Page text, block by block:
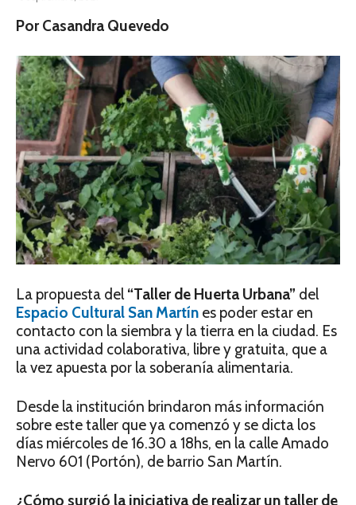
Por Casandra Quevedo
La propuesta del “Taller de Huerta Urbana” del
Espacio Cultural San Martín es poder estar en
contacto con la siembra y la tierra en la ciudad. Es
una actividad colaborativa, libre y gratuita, que a
la vez apuesta por la soberanía alimentaria.
Desde la institución brindaron más información
sobre este taller que ya comenzó y se dicta los
días miércoles de 16.30 a 18hs, en la calle Amado
Nervo 601 (Portón), de barrio San Martín.
¿Cómo surgió la iniciativa de realizar un taller de